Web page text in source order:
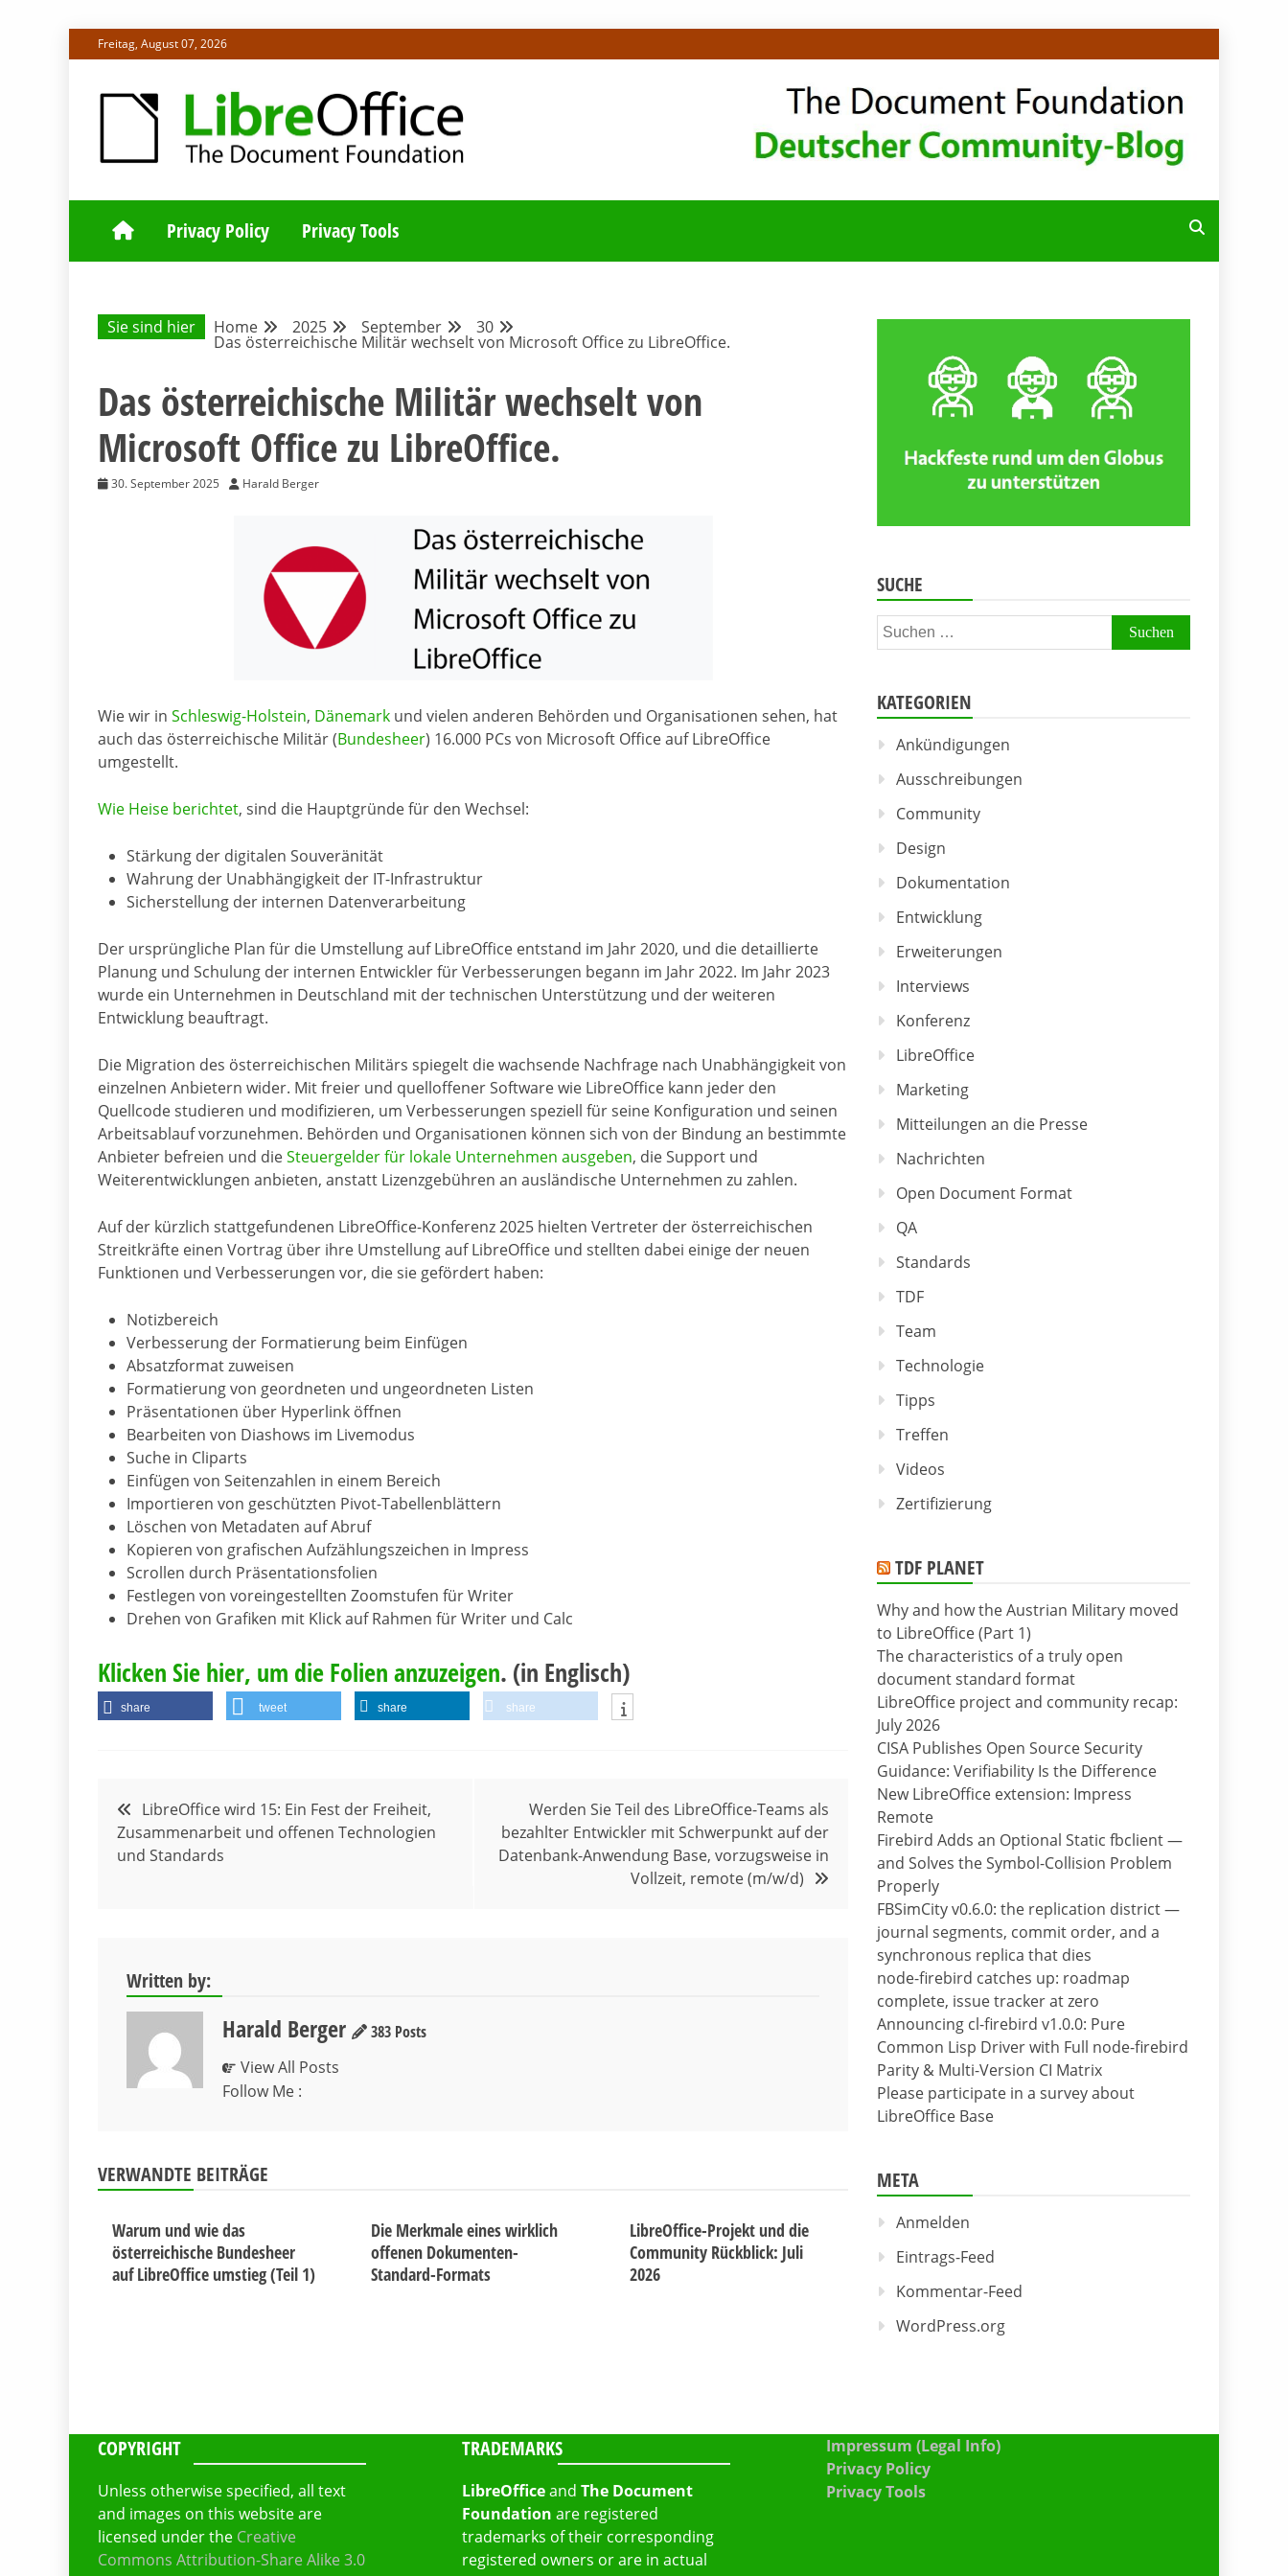
to
Freitag, August 07, 2026
DEUTSCHER COMMUNITY-BLOG
Privacy Policy Privacy Tools
Sie sind hier Home 2025 September 30
Das österreichische Militär wechselt von Microsoft Office zu LibreOffice.
Das österreichische Militär wechselt von
Microsoft Office zu LibreOffice.
30. September 2025 Harald Berger
Wie wir in Schleswig-Holstein, Dänemark und vielen anderen Behörden und Organisationen sehen, hat
auch das österreichische Militär (Bundesheer) 16.000 PCs von Microsoft Office auf LibreOffice
umgestellt.
Wie Heise berichtet, sind die Hauptgründe für den Wechsel:
Stärkung der digitalen Souveränität
Wahrung der Unabhängigkeit der IT-Infrastruktur
Sicherstellung der internen Datenverarbeitung
Der ursprüngliche Plan für die Umstellung auf LibreOffice entstand im Jahr 2020, und die detaillierte
Planung und Schulung der internen Entwickler für Verbesserungen begann im Jahr 2022. Im Jahr 2023
wurde ein Unternehmen in Deutschland mit der technischen Unterstützung und der weiteren
Entwicklung beauftragt.
Die Migration des österreichischen Militärs spiegelt die wachsende Nachfrage nach Unabhängigkeit von
einzelnen Anbietern wider. Mit freier und quelloffener Software wie LibreOffice kann jeder den
Quellcode studieren und modifizieren, um Verbesserungen speziell für seine Konfiguration und seinen
Arbeitsablauf vorzunehmen. Behörden und Organisationen können sich von der Bindung an bestimmte
Anbieter befreien und dieSteuergelder für lokale Unternehmen ausgeben, die Support und
Weiterentwicklungen anbieten, anstatt Lizenzgebühren an ausländische Unternehmen zu zahlen.
Auf der kürzlich stattgefundenen LibreOffice-Konferenz 2025 hielten Vertreter der österreichischen
Streitkräfte einen Vortrag über ihre Umstellung auf LibreOffice und stellten dabei einige der neuen
Funktionen und Verbesserungen vor, die sie gefördert haben:
Notizbereich
Verbesserung der Formatierung beim Einfügen
Absatzformat zuweisen
Formatierung von geordneten und ungeordneten Listen
Präsentationen über Hyperlink öffnen
Bearbeiten von Diashows im Livemodus
Suche in Cliparts
Einfügen von Seitenzahlen in einem Bereich
Importieren von geschützten Pivot-Tabellenblättern
Löschen von Metadaten auf Abruf
Kopieren von grafischen Aufzählungszeichen in Impress
Scrollen durch Präsentationsfolien
Festlegen von voreingestellten Zoomstufen für Writer
Drehen von Grafiken mit Klick auf Rahmen für Writer und Calc
Klicken Sie hier, um die Folien anzuzeigen. (in Englisch)
share tweet share share
Beitragsnavigation
LibreOffice wird 15: Ein Fest der Freiheit,
Zusammenarbeit und offenen Technologien
und Standards
Werden Sie Teil des LibreOffice-Teams als
bezahlter Entwickler mit Schwerpunkt auf der
Datenbank-Anwendung Base, vorzugsweise in
Vollzeit, remote (m/w/d)
Written by:
Harald Berger
383 Posts
View All Posts
Follow Me :
VERWANDTE BEITRÄGE
Warum und wie das
österreichische Bundesheer
auf LibreOffice umstieg (Teil 1)
Die Merkmale eines wirklich
offenen Dokumenten-
Standard-Formats
LibreOffice-Projekt und die
Community Rückblick: Juli
2026
SUCHE
Suchen
nach:
KATEGORIEN
Ankündigungen
Ausschreibungen
Community
Design
Dokumentation
Entwicklung
Erweiterungen
Interviews
Konferenz
LibreOffice
Marketing
Mitteilungen an die Presse
Nachrichten
Open Document Format
QA
Standards
TDF
Team
Technologie
Tipps
Treffen
Videos
Zertifizierung
TDF PLANET
Why and how the Austrian Military moved
to LibreOffice (Part 1)
The characteristics of a truly open
document standard format
LibreOffice project and community recap:
July 2026
CISA Publishes Open Source Security
Guidance: Verifiability Is the Difference
New LibreOffice extension: Impress
Remote
Firebird Adds an Optional Static fbclient —
and Solves the Symbol-Collision Problem
Properly
FBSimCity v0.6.0: the replication district —
journal segments, commit order, and a
synchronous replica that dies
node-firebird catches up: roadmap
complete, issue tracker at zero
Announcing cl-firebird v1.0.0: Pure
Common Lisp Driver with Full node-firebird
Parity & Multi-Version CI Matrix
Please participate in a survey about
LibreOffice Base
META
Anmelden
Eintrags-Feed
Kommentar-Feed
WordPress.org
COPYRIGHT
Unless otherwise specified, all text
and images on this website are
licensed under the Creative
Commons Attribution-Share Alike 3.0
TRADEMARKS
LibreOfficeand The Document
Foundation are registered
trademarks of their corresponding
registered owners or are in actual
Impressum (Legal Info)
Privacy Policy
Privacy Tools